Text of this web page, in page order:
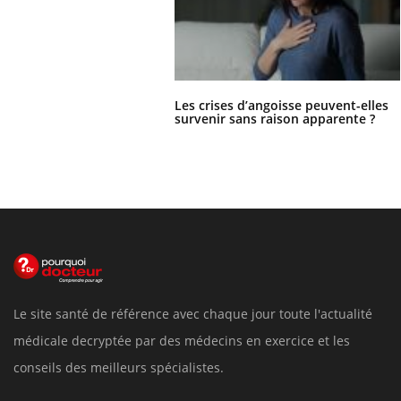
Les crises d’angoisse peuvent-elles
survenir sans raison apparente ?
Le site santé de référence avec chaque jour toute l'actualité
médicale decryptée par des médecins en exercice et les
conseils des meilleurs spécialistes.